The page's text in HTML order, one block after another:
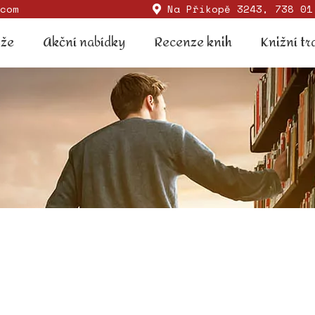
Na Příkopě 3243, 738
Akční nabídky Recenze knih Knižní
Akční nabídky Recenze knih